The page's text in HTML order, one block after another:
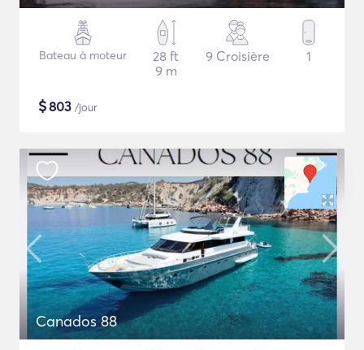
Bateau à moteur
28 ft
9 m
9 Croisière 1
$803 /jour
Canados 88